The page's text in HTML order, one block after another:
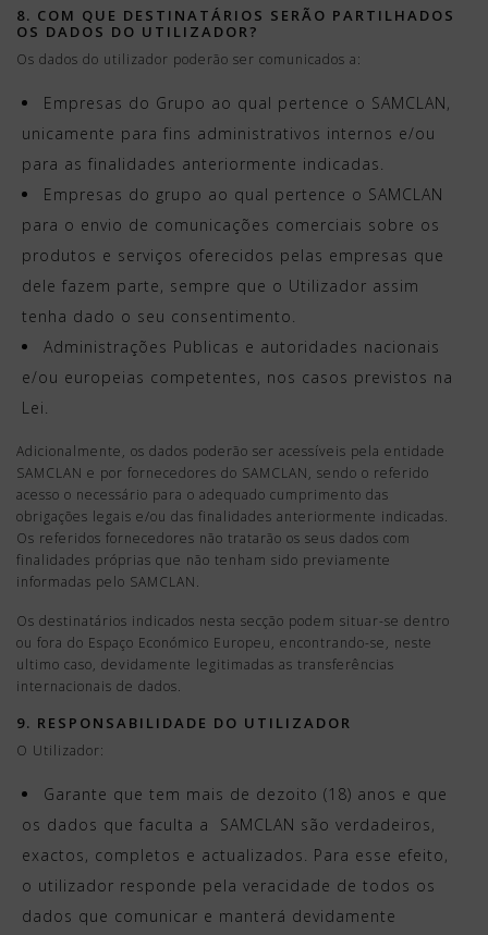
8. COM QUE DESTINATÁRIOS SERÃO PARTILHADOS
OS DADOS DO UTILIZADOR?
Os dados do utilizador poderão ser comunicados a:
Empresas do Grupo ao qual pertence o SAMCLAN,
unicamente para fins administrativos internos e/ou
para as finalidades anteriormente indicadas.
Empresas do grupo ao qual pertence o SAMCLAN
para o envio de comunicações comerciais sobre os
produtos e serviços oferecidos pelas empresas que
dele fazem parte, sempre que o Utilizador assim
tenha dado o seu consentimento.
Administrações Publicas e autoridades nacionais
e/ou europeias competentes, nos casos previstos na
Lei.
Adicionalmente, os dados poderão ser acessíveis pela entidade
SAMCLAN e por fornecedores do SAMCLAN, sendo o referido
acesso o necessário para o adequado cumprimento das
obrigações legais e/ou das finalidades anteriormente indicadas.
Os referidos fornecedores não tratarão os seus dados com
finalidades próprias que não tenham sido previamente
informadas pelo SAMCLAN.
Os destinatários indicados nesta secção podem situar-se dentro
ou fora do Espaço Económico Europeu, encontrando-se, neste
ultimo caso, devidamente legitimadas as transferências
internacionais de dados.
9. RESPONSABILIDADE DO UTILIZADOR
O Utilizador:
Garante que tem mais de dezoito (18) anos e que
os dados que faculta a SAMCLAN são verdadeiros,
exactos, completos e actualizados. Para esse efeito,
o utilizador responde pela veracidade de todos os
dados que comunicar e manterá devidamente